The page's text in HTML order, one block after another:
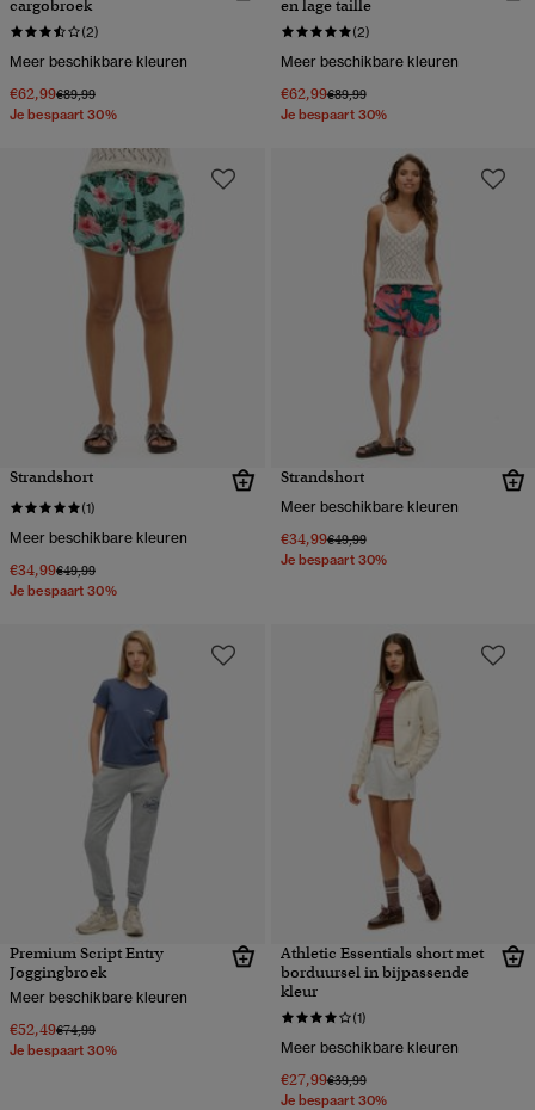
cargobroek
(2)
Meer beschikbare kleuren
€62,99Prijs verlaagd van
€89,99naar
Je bespaart 30%
en lage taille
(2)
Meer beschikbare kleuren
€62,99Prijs verlaagd van
€89,99naar
Je bespaart 30%
Strandshort
(1)
Meer beschikbare kleuren
€34,99Prijs verlaagd van
€49,99naar
Je bespaart 30%
Strandshort
Meer beschikbare kleuren
€34,99Prijs verlaagd van
€49,99naar
Je bespaart 30%
Premium Script Entry
Joggingbroek
Meer beschikbare kleuren
€52,49Prijs verlaagd van
€74,99naar
Je bespaart 30%
Athletic Essentials short met
borduursel in bijpassende
kleur
(1)
Meer beschikbare kleuren
€27,99Prijs verlaagd van
€39,99naar
Je bespaart 30%